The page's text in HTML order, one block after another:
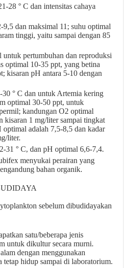
28 ° C dan intensitas cahaya
dan maksimal 11; suhu optimal
tinggi, yaitu sampai dengan 85
pertumbuhan dan reproduksi
optimal 10-35 ppt, yang betina
kisaran pH antara 5-10 dengan
° C dan untuk Artemia kering
optimal 30-50 ppt, untuk
kandungan O2 optimal
kisaran 1 mg/liter sampai tingkat
adalah 7,5-8,5 dan kadar
liter.
31 ° C, dan pH optimal 6,6-7,4.
menyukai perairan yang
bahan organik.
sebelum dibudidayakan
satu/beberapa jenis
untuk dikultur secara murni.
dengan menggunakan
tetap hidup sampai di laboratorium.